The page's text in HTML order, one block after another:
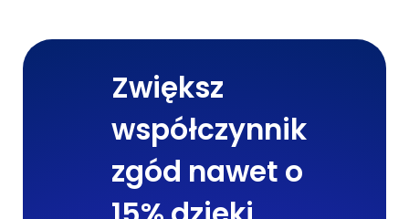
Zwiększ
współczynnik
zgód nawet o